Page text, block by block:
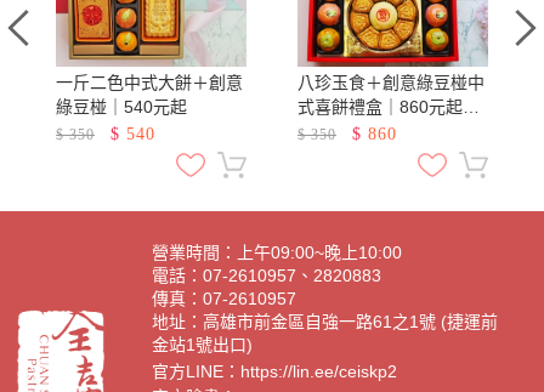
一斤二色中式大餅＋創意
綠豆椪｜540元起
$350 $ 540
八珍玉食＋創意綠豆椪中
式喜餅禮盒｜860元起｜
手工中式喜餅漢餅系列
$350 $ 860
營業時間：上午09:00~晚上10:00
電話：07-2610957、2820883
傳真：07-2610957
地址：高雄市前金區自強一路61之1號 (捷運前
金站1號出口)
官方LINE： https://lin.ee/ceiskp2